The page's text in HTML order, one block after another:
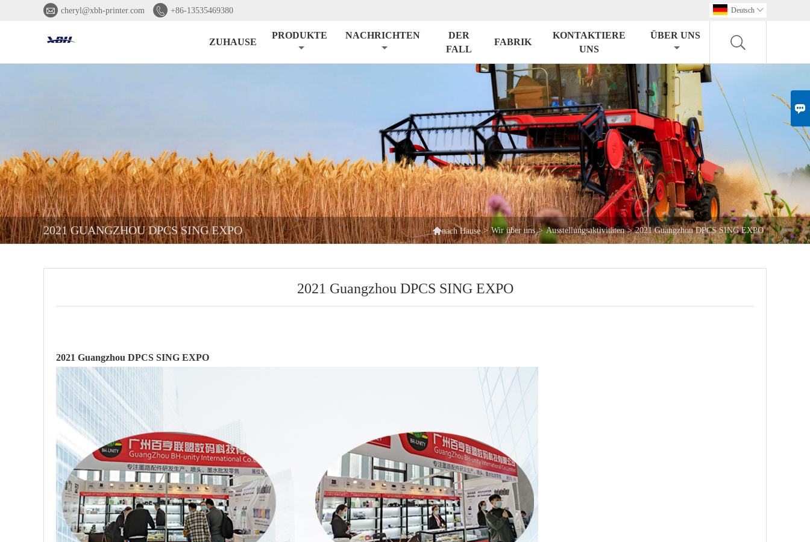

 cheryl@xbh-printer.com  +86-13535469380 Deutsch 
ZUHAUSE
PRODUKTE NACHRICHTEN
DER
FALL
FABRIK
KONTAKTIERE
UNS
ÜBER UNS
2021 GUANGZHOU DPCS SING EXPO nach Hause > Wir über uns > Ausstellungsaktivitäten > 2021 Guangzhou DPCS SING EXPO
2021 Guangzhou DPCS SING EXPO
2021 Guangzhou DPCS SING EXPO